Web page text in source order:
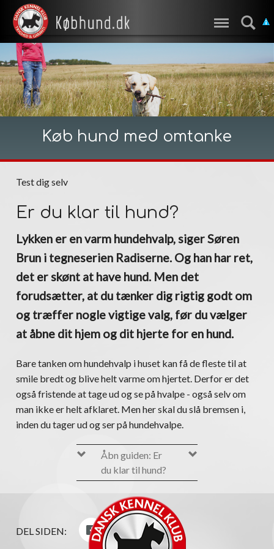
Køb hund med omtanke
Test dig selv
Er du klar til hund?
Lykken er en varm hundehvalp, siger Søren
Brun i tegneserien Radiserne. Og han har ret,
det er skønt at have hund. Men det
forudsætter, at du tænker dig rigtig godt om
og træffer nogle vigtige valg, før du vælger
at åbne dit hjem og dit hjerte for en hund.
Bare tanken om hundehvalp i huset kan få de fleste til at
smile bredt og blive helt varme om hjertet. Derfor er det
også fristende at tage ud og se på hvalpe - også selv om
man ikke er helt afklaret. Men her skal du slå bremsen i,
inden du tager ud og ser på hundehvalpe.
Åbn guiden: Er
du klar til hund?
DRØMMEN OM DEN GODE HUND
DEL SIDEN: